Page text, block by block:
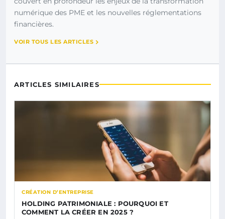
numérique des PME et les nouvelles réglementations
financières.
VOIR TOUS LES ARTICLES
ARTICLES SIMILAIRES
CRÉATION D’ENTREPRISE
HOLDING PATRIMONIALE : POURQUOI ET
COMMENT LA CRÉER EN 2025 ?